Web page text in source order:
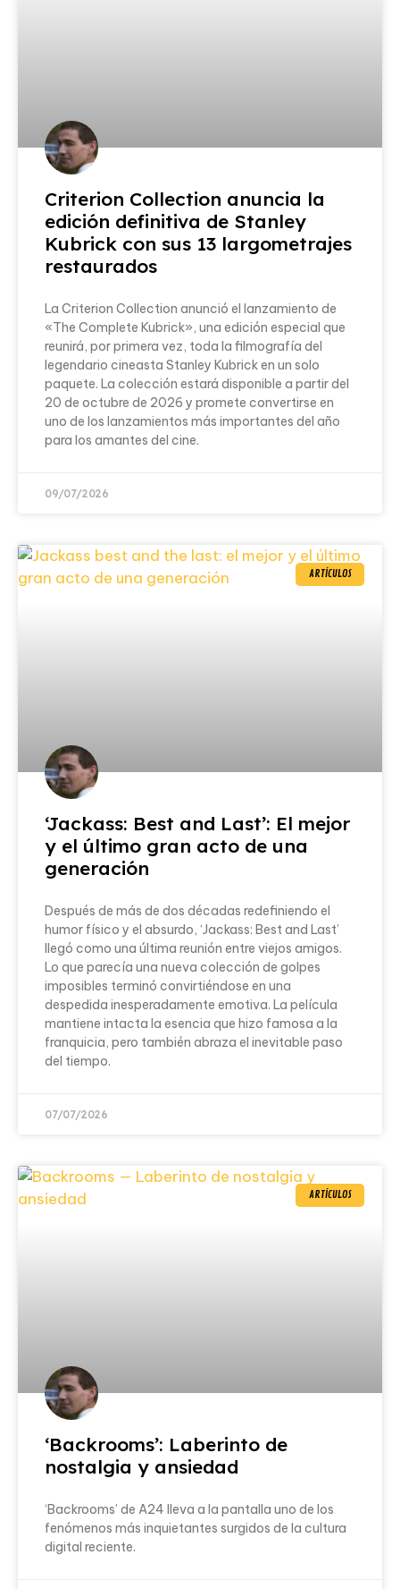
Criterion Collection anuncia la
edición definitiva de Stanley
Kubrick con sus 13 largometrajes
restaurados
La Criterion Collection anunció el lanzamiento de
«The Complete Kubrick», una edición especial que
reunirá, por primera vez, toda la filmografía del
legendario cineasta Stanley Kubrick en un solo
paquete. La colección estará disponible a partir del
20 de octubre de 2026 y promete convertirse en
uno de los lanzamientos más importantes del año
para los amantes del cine.
09/07/2026
ARTÍCULOS
‘Jackass: Best and Last’: El mejor
y el último gran acto de una
generación
Después de más de dos décadas redefiniendo el
humor físico y el absurdo, ‘Jackass: Best and Last’
llegó como una última reunión entre viejos amigos.
Lo que parecía una nueva colección de golpes
imposibles terminó convirtiéndose en una
despedida inesperadamente emotiva. La película
mantiene intacta la esencia que hizo famosa a la
franquicia, pero también abraza el inevitable paso
del tiempo.
07/07/2026
ARTÍCULOS
‘Backrooms’: Laberinto de
nostalgia y ansiedad
‘Backrooms’ de A24 lleva a la pantalla uno de los
fenómenos más inquietantes surgidos de la cultura
digital reciente.